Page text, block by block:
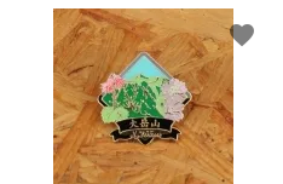
favorite